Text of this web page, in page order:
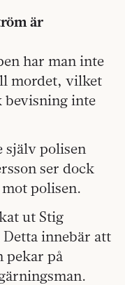
är
har man inte
mordet, vilket
bevisning inte
själv polisen
ser dock
polisen.
ut Stig
innebär att
pekar på